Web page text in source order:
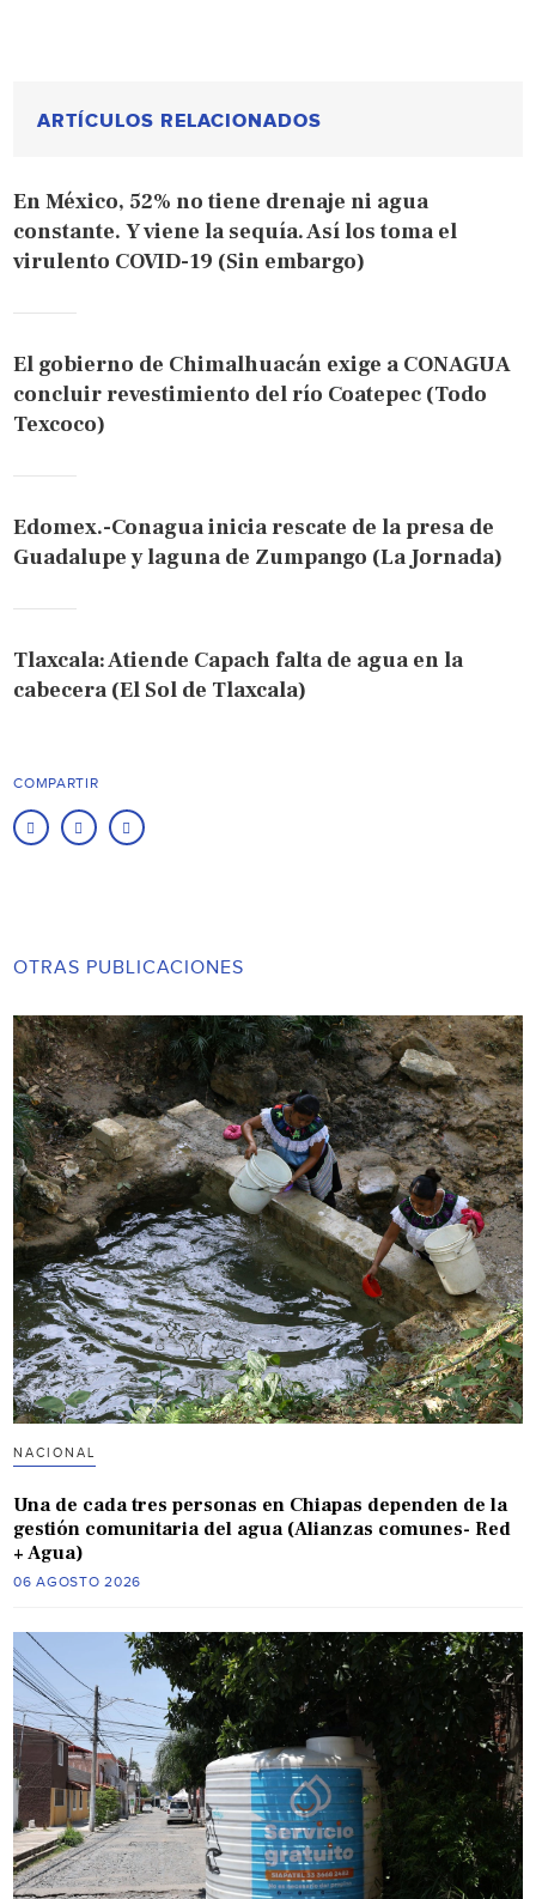
ARTÍCULOS RELACIONADOS
En México, 52% no tiene drenaje ni agua
constante. Y viene la sequía. Así los toma el
virulento COVID-19 (Sin embargo)
El gobierno de Chimalhuacán exige a CONAGUA
concluir revestimiento del río Coatepec (Todo
Texcoco)
Edomex.-Conagua inicia rescate de la presa de
Guadalupe y laguna de Zumpango (La Jornada)
Tlaxcala: Atiende Capach falta de agua en la
cabecera (El Sol de Tlaxcala)
COMPARTIR
OTRAS PUBLICACIONES
NACIONAL
Una de cada tres personas en Chiapas dependen de la
gestión comunitaria del agua (Alianzas comunes- Red
+ Agua)
06 AGOSTO 2026